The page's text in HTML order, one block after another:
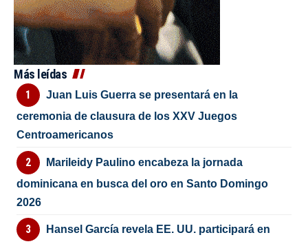
Más leídas
Juan Luis Guerra se presentará en la
ceremonia de clausura de los XXV Juegos
Centroamericanos
Marileidy Paulino encabeza la jornada
dominicana en busca del oro en Santo Domingo
2026
Hansel García revela EE. UU. participará en